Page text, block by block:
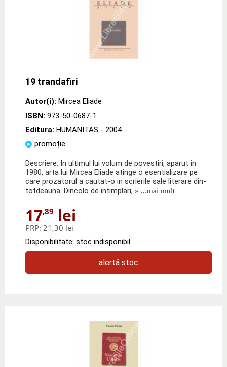
19 trandafiri
Autor(i): Mircea Eliade
ISBN: 973-50-0687-1
Editura: HUMANITAS - 2004
promoție
Descriere: In ultimul lui volum de povestiri, aparut in
1980, arta lui Mircea Eliade atinge o esentializare pe
care prozatorul a cautat-o in scrierile sale literare din-
totdeauna. Dincolo de intimplari, » ...mai mult
17,89 lei
PRP: 21,30 lei
Disponibilitate: stoc indisponibil
alertă stoc